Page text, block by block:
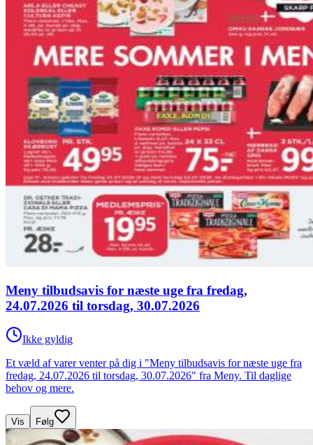
Meny tilbudsavis for næste uge fra fredag,
24.07.2026 til torsdag, 30.07.2026
Ikke gyldig
Et væld af varer venter på dig i "Meny tilbudsavis for næste uge fra
fredag, 24.07.2026 til torsdag, 30.07.2026" fra Meny. Til daglige
behov og mere.
Vis Følg